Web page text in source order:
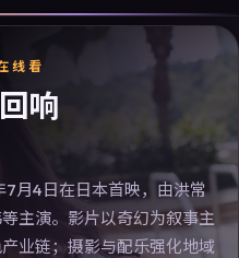
线看
响
月4日在日本首映，由洪常
主演。影片以奇幻为叙事主
业链；摄影与配乐强化地域